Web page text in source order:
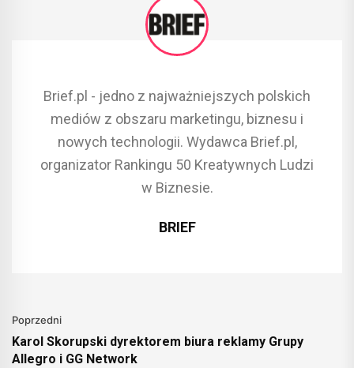
Brief.pl - jedno z najważniejszych polskich
mediów z obszaru marketingu, biznesu i
nowych technologii. Wydawca Brief.pl,
organizator Rankingu 50 Kreatywnych Ludzi
w Biznesie.
BRIEF
Poprzedni
Karol Skorupski dyrektorem biura reklamy Grupy
Allegro i GG Network